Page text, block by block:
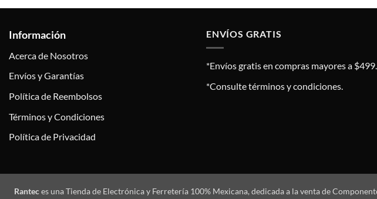
Información
Acerca de Nosotros
Envíos y Garantías
Política de Reembolsos
Términos y Condiciones
Política de Privacidad
ENVÍOS GRATIS
*Envíos gratis en compras mayores a $499.
*Consulte términos y condiciones.
Ranteces una Tienda de Electrónica y Ferretería 100% Mexicana, dedicada a la venta de